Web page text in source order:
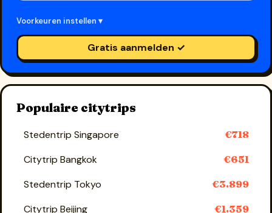
Voorkeuren instellen ▾
Gratis aanmelden ✓
Populaire citytrips
Stedentrip Singapore €718
Citytrip Bangkok €651
Stedentrip Tokyo €3.899
Citytrip Beijing €1.359